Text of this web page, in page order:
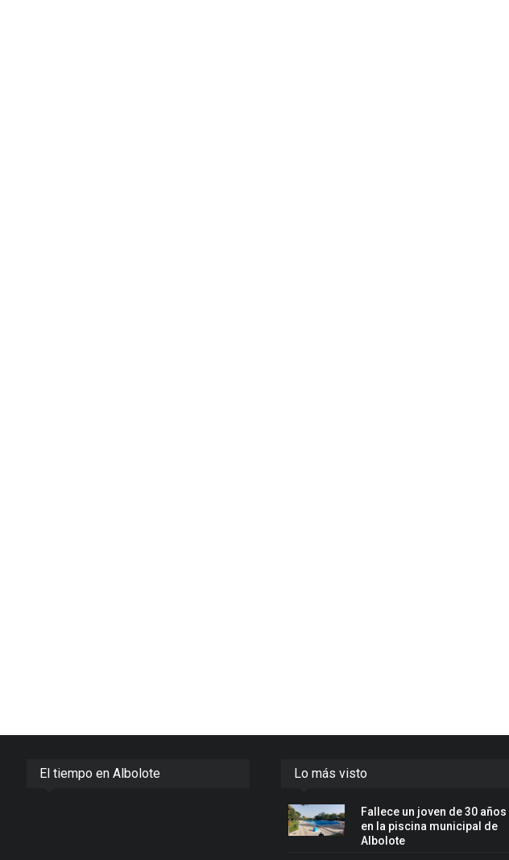
El tiempo en Albolote Lo más visto
Fallece un joven de 30 años
en la piscina municipal de
Albolote